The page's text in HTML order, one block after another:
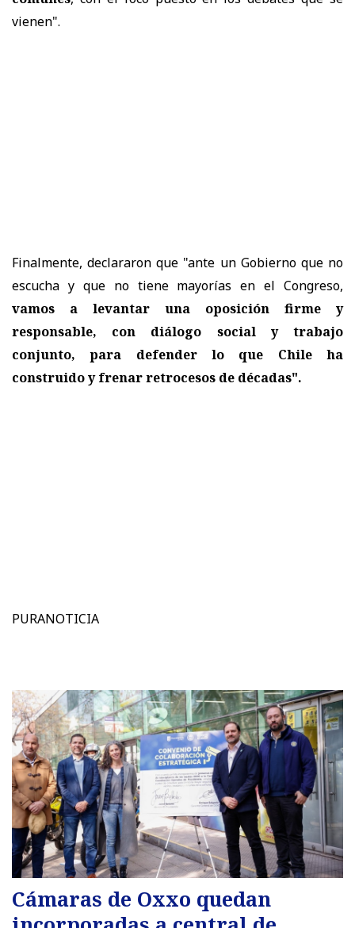
vienen".
Finalmente, declararon que "ante un Gobierno que no
escucha y que no tiene mayorías en el Congreso,
vamos a levantar una oposición firme y
responsable, con diálogo social y trabajo
conjunto, para defender lo que Chile ha
construido y frenar retrocesos de décadas".
PURANOTICIA
Cámaras de Oxxo quedan